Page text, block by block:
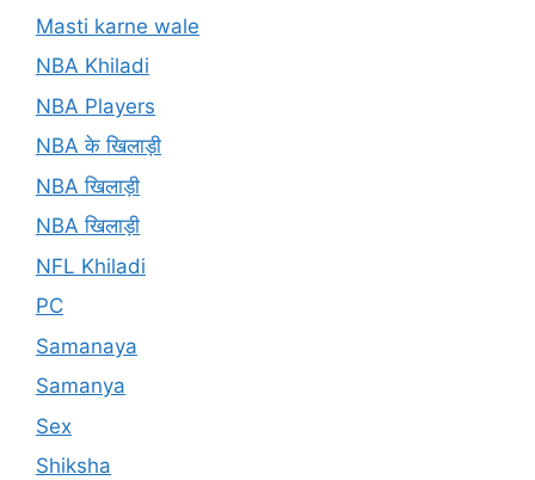
Masti karne wale
NBA Khiladi
NBA Players
NBA के खिलाड़ी
NBA खिलाड़ी
NBA खिलाड़ी
NFL Khiladi
PC
Samanaya
Samanya
Sex
Shiksha